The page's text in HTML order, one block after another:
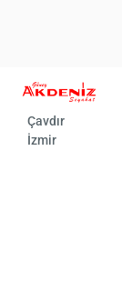
Çavdır
İzmir